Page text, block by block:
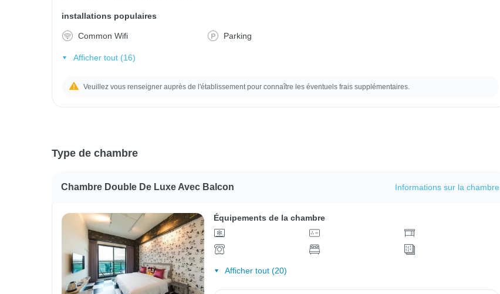
installations populaires
Common Wifi Parking
Afficher tout (16)
Veuillez vous renseigner auprès de l'établissement pour connaître les éventuels frais supplémentaires.
Type de chambre
Chambre Double De Luxe Avec Balcon Informations sur la chambre
Équipements de la chambre
Afficher tout (20)